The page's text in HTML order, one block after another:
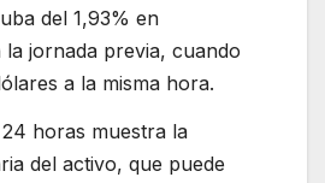
del 1,93% en
jornada previa, cuando
a la misma hora.
horas muestra la
del activo, que puede